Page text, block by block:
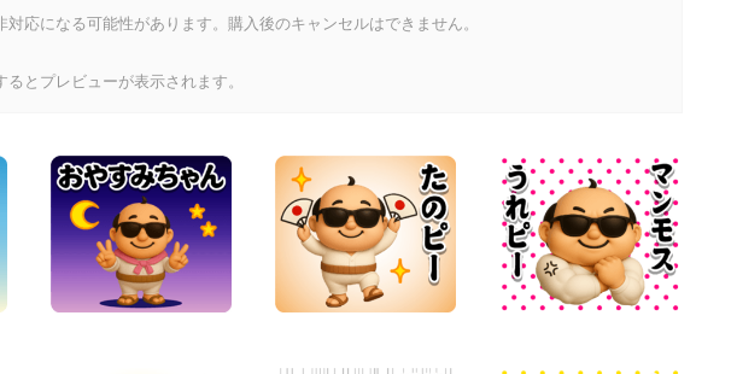
応になる可能性があります。購入後のキャンセルはできません。
とプレビューが表示されます。